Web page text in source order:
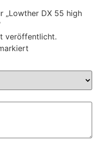
„Lowther DX 55 high
veröffentlicht.